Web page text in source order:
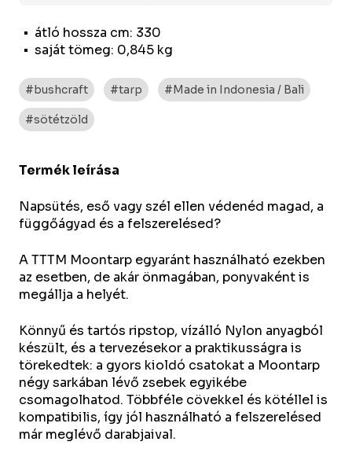
átló hossza cm: 330
saját tömeg: 0,845 kg
#bushcraft #tarp #Made in Indonesia / Bali
#sötétzöld
Termék leírása
Napsütés, eső vagy szél ellen védenéd magad, a
függőágyad és a felszerelésed?
A TTTM Moontarp egyaránt használható ezekben
az esetben, de akár önmagában, ponyvaként is
megállja a helyét.
Könnyű és tartós ripstop, vízálló Nylon anyagból
készült, és a tervezésekor a praktikusságra is
törekedtek: a gyors kioldó csatokat a Moontarp
négy sarkában lévő zsebek egyikébe
csomagolhatod. Többféle cövekkel és kötéllel is
kompatibilis, így jól használható a felszerelésed
már meglévő darabjaival.